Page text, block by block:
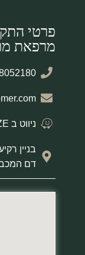
פרטי
מרפאת
ניווט ב WAZE
דם המכבים 36, מודיעין